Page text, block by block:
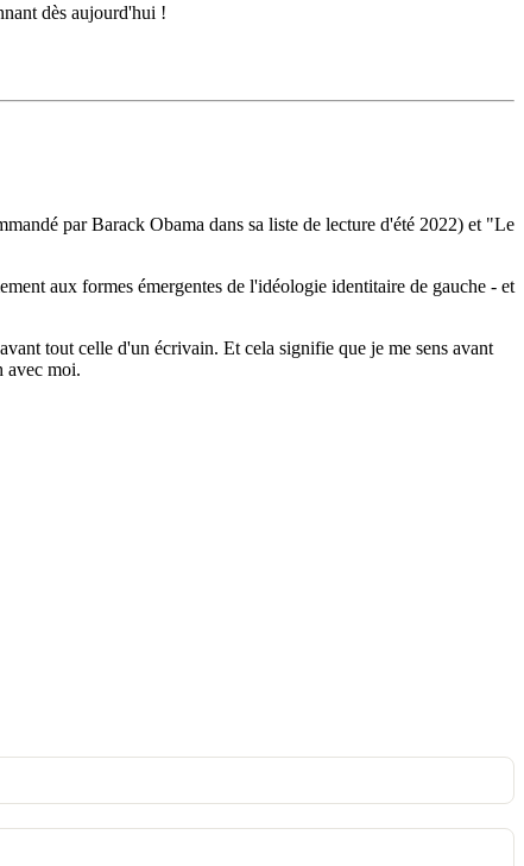
dès aujourd'hui !
par Barack Obama dans sa liste de lecture d'été 2022) et "Le
aux formes émergentes de l'idéologie identitaire de gauche - et
tout celle d'un écrivain. Et cela signifie que je me sens avant
avec moi.